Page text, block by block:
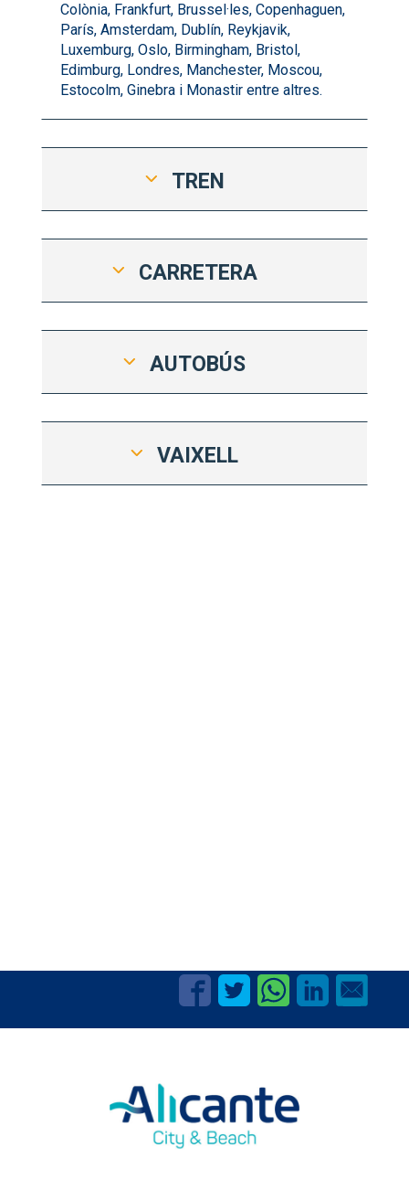
Colònia, Frankfurt, Brussel·les, Copenhaguen,
París, Amsterdam, Dublín, Reykjavik,
Luxemburg, Oslo, Birmingham, Bristol,
Edimburg, Londres, Manchester, Moscou,
Estocolm, Ginebra i Monastir entre altres.
TREN
CARRETERA
AUTOBÚS
VAIXELL